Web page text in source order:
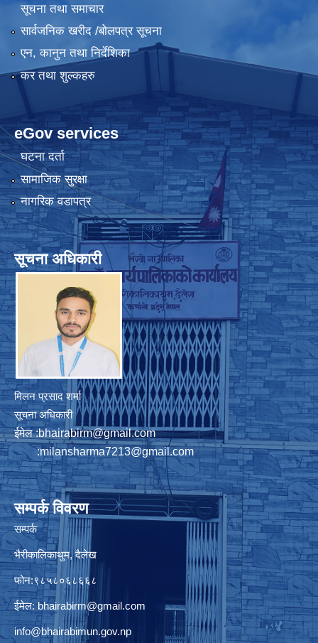
सूचना तथा समाचार
सार्वजनिक खरीद /बोलपत्र सूचना
एन, कानुन तथा निर्देशिका
कर तथा शुल्कहरु
eGov services
घटना दर्ता
सामाजिक सुरक्षा
नागरिक वडापत्र
सूचना अधिकारी
मिलन प्रसाद शर्मा
सूचना अधिकारी
ईमेल :bhairabirm@gmail.com
:milansharma7213@gmail.com
सम्पर्क विवरण
सम्पर्क
भैरीकालिकाथुम, दैलेख
फोन:९८५८०६८६६८
ईमेल: bhairabirm@gmail.com
info@bhairabimun.gov.np